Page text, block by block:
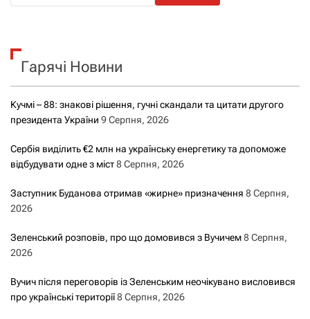
к
Гарячі Новини
Кучмі – 88: знакові рішення, гучні скандали та цитати другого
президента України 9 Серпня, 2026
Сербія виділить €2 млн на українську енергетику та допоможе
відбудувати одне з міст8 Серпня, 2026
Заступник Буданова отримав «жирне» призначення 8 Серпня,
2026
Зеленський розповів, про що домовився з Вучичем8 Серпня,
2026
Вучич після переговорів із Зеленським неочікувано висловився
про українські території8 Серпня, 2026